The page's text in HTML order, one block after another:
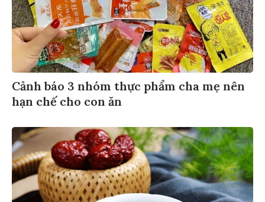
Cảnh báo 3 nhóm thực phẩm cha mẹ nên
hạn chế cho con ăn